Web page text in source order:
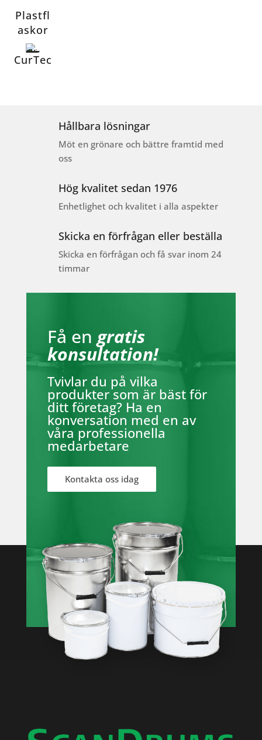
Plastfl
askor
CurTec
Hållbara lösningar
Möt en grönare och bättre framtid med
oss
Hög kvalitet sedan 1976
Enhetlighet och kvalitet i alla aspekter
Skicka en förfrågan eller beställa
Skicka en förfrågan och få svar inom 24
timmar
Få en gratis
konsultation!
Tvivlar du på vilka
produkter som är bäst för
ditt företag? Ha en
konversation med en av
våra professionella
medarbetare
Kontakta oss idag